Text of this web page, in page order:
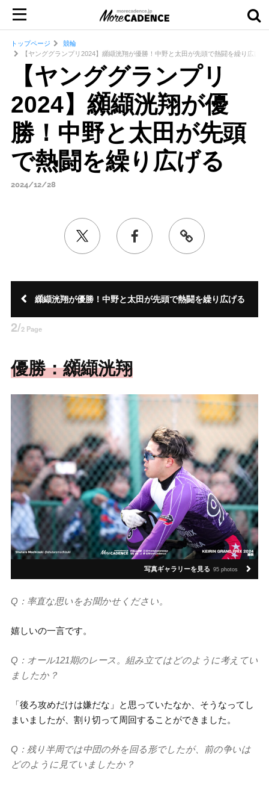
トップページ
競輪
【ヤンググランプリ2024】纐纈洸翔が優勝！中野と太田が先頭で熱闘を繰り広げる
【ヤンググランプリ
2024】纐纈洸翔が優
勝！中野と太田が先頭
で熱闘を繰り広げる
2024/12/28
纐纈洸翔が優勝！中野と太田が先頭で熱闘を繰り広げる
2/2 Page
優勝：纐纈洸翔
写真ギャラリーを見る 95 photos
Q：率直な思いをお聞かせください。
嬉しいの一言です。
Q：オール121期のレース。組み立てはどのように考えてい
ましたか？
「後ろ攻めだけは嫌だな」と思っていたなか、そうなってし
まいましたが、割り切って周回することができました。
Q：残り半周では中団の外を回る形でしたが、前の争いは
どのように見ていましたか？